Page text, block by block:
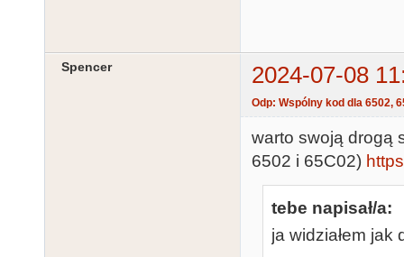
Spencer 2024-07-08
Odp: Wspólny kod dla 6502,
warto swoją drogą
6502 i 65C02)
tebe napisał/a:
ja widziałem jak